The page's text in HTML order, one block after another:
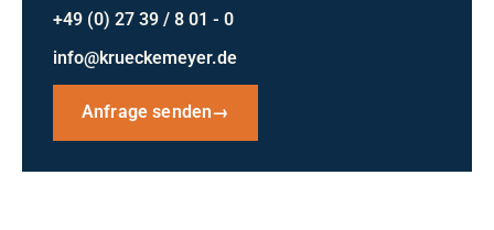
+49 (0) 27 39 / 8 01 - 0
info@krueckemeyer.de
Anfrage senden→